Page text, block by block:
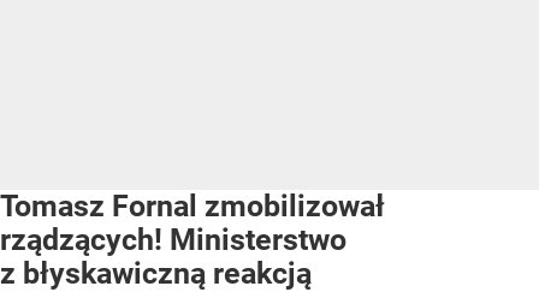
Tomasz Fornal zmobilizował
rządzących! Ministerstwo
z błyskawiczną reakcją